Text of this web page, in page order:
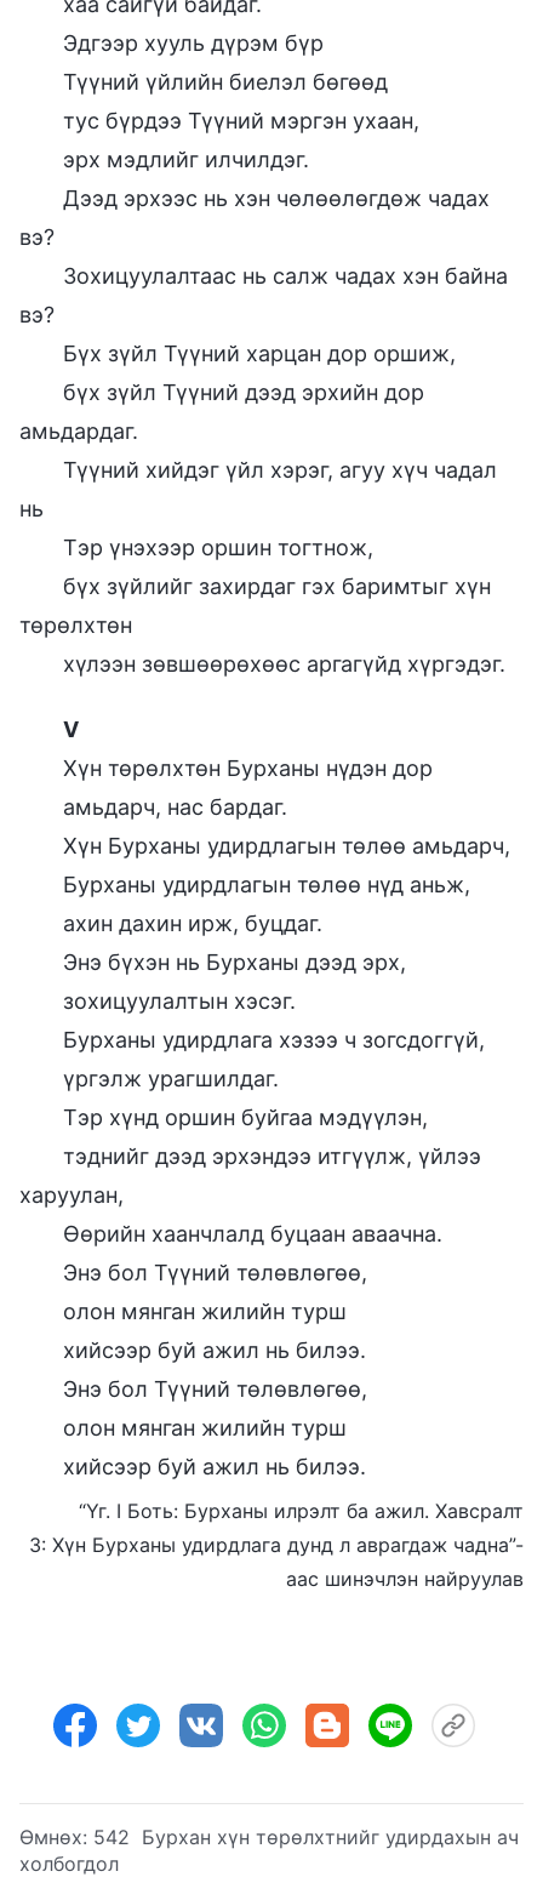
Эдгээр хууль дүрэм бүр
Түүний үйлийн биелэл бөгөөд
тус бүрдээ Түүний мэргэн ухаан,
эрх мэдлийг илчилдэг.
Дээд эрхээс нь хэн чөлөөлөгдөж чадах
вэ?
Зохицуулалтаас нь салж чадах хэн байна
вэ?
Бүх зүйл Түүний харцан дор оршиж,
бүх зүйл Түүний дээд эрхийн дор
амьдардаг.
Түүний хийдэг үйл хэрэг, агуу хүч чадал
нь
Тэр үнэхээр оршин тогтнож,
бүх зүйлийг захирдаг гэх баримтыг хүн
төрөлхтөн
хүлээн зөвшөөрөхөөс аргагүйд хүргэдэг.
V
Хүн төрөлхтөн Бурханы нүдэн дор
амьдарч, нас бардаг.
Хүн Бурханы удирдлагын төлөө амьдарч,
Бурханы удирдлагын төлөө нүд аньж,
ахин дахин ирж, буцдаг.
Энэ бүхэн нь Бурханы дээд эрх,
зохицуулалтын хэсэг.
Бурханы удирдлага хэзээ ч зогсдоггүй,
үргэлж урагшилдаг.
Тэр хүнд оршин буйгаа мэдүүлэн,
тэднийг дээд эрхэндээ итгүүлж, үйлээ
харуулан,
Өөрийн хаанчлалд буцаан аваачна.
Энэ бол Түүний төлөвлөгөө,
олон мянган жилийн турш
хийсээр буй ажил нь билээ.
Энэ бол Түүний төлөвлөгөө,
олон мянган жилийн турш
хийсээр буй ажил нь билээ.
“Үг. I Боть: Бурханы илрэлт ба ажил. Хавсралт
3: Хүн Бурханы удирдлага дунд л аврагдаж чадна”-
аас шинэчлэн найруулав
Өмнөх: 542 Бурхан хүн төрөлхтнийг удирдахын ач
холбогдол